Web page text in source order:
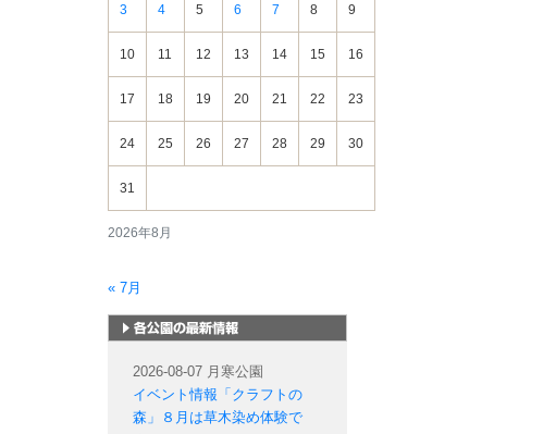
2026年8月
3 4 5 6 7 8 9
10 11 12 13 14 15 16
17 18 19 20 21 22 23
24 25 26 27 28 29 30
31
« 7月
2026-08-07 月寒公園
イベント情報「クラフトの
森」８月は草木染め体験で